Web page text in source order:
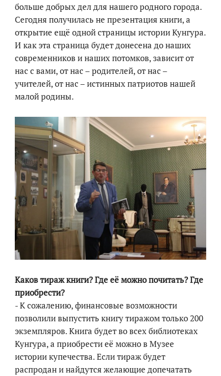
больше добрых дел для нашего родного города.
Сегодня получилась не презентация книги, а
открытие ещё одной страницы истории Кунгура.
И как эта страница будет донесена до наших
современников и наших потомков, зависит от
нас с вами, от нас – родителей, от нас –
учителей, от нас – истинных патриотов нашей
малой родины.
Каков тираж книги? Где её можно почитать? Где
приобрести?
- К сожалению, финансовые возможности
позволили выпустить книгу тиражом только 200
экземпляров. Книга будет во всех библиотеках
Кунгура, а приобрести её можно в Музее
истории купечества. Если тираж будет
распродан и найдутся желающие допечатать